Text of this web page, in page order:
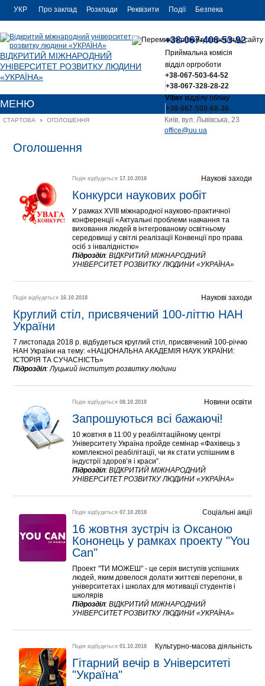
УКР
ENG
Про заклад Розклади Реквізити Події Безпека
ВІДКРИТИЙ МІЖНАРОДНИЙ
УНІВЕРСИТЕТ РОЗВИТКУ ЛЮДИНИ
«УКРАЇНА»
+38-067-406-53-92
Приймальна комісія
відділ оргроботи
+38-067-503-64-52
+38-067-328-28-22
Viberвідділу обліку
+38-067-500-68-36
Київ, вул. Львівська, 23
office@uu.ua
МЕНЮ
СТАРТОВА › ОГОЛОШЕННЯ
Оголошення
Наукові заходи
Подія відбудеться17.10.2018
Конкурси наукових робіт
У рамках ХVІIІ міжнародної науково-практичної
конференції «Актуальні проблеми навчання та
виховання людей в інтегрованому освітньому
середовищі у світлі реалізації Конвенції про права
осіб з інвалідністю»
Підрозділ:ВІДКРИТИЙ МІЖНАРОДНИЙ
УНІВЕРСИТЕТ РОЗВИТКУ ЛЮДИНИ «УКРАЇНА»
Наукові заходи
Подія відбудеться16.10.2018
Круглий стіл, присвячений 100-літтю НАН
України
7 листопада 2018 р. відбудеться круглий стіл, присвячений 100-річчю
НАН України на тему: «НАЦІОНАЛЬНА АКАДЕМІЯ НАУК УКРАЇНИ:
ІСТОРІЯ ТА СУЧАСНІСТЬ»
Підрозділ:Луцький інститут розвитку людини
Новини освіти
Подія відбудеться08.10.2018
Запрошуються всі бажаючі!
10 жовтня в 11:00 у реабілітаційному центрі
Університету Україна пройде семінар «Фахівець з
комплексної реабілітації, чи як стати успішним в
індустрії здоров’я і краси”.
Підрозділ:ВІДКРИТИЙ МІЖНАРОДНИЙ
УНІВЕРСИТЕТ РОЗВИТКУ ЛЮДИНИ «УКРАЇНА»
Соціальні акції
Подія відбудеться07.10.2018
16 жовтня зустріч із Оксаною
Кононець у рамках проекту "You
Can"
Проект "ТИ МОЖЕШ" - це серія виступів успішних
людей, яким довелося долати життєві перепони, в
університетах і школах для мотивації студентів і
школярів
Підрозділ:ВІДКРИТИЙ МІЖНАРОДНИЙ
УНІВЕРСИТЕТ РОЗВИТКУ ЛЮДИНИ «УКРАЇНА»
Культурно-масова діяльність
Подія відбудеться01.10.2018
Гітарний вечір в Університеті
"Україна"